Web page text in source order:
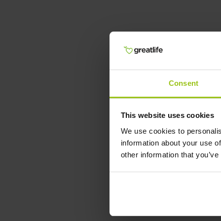
Consent
This website uses cookies
We use cookies to
information about your use
other information that